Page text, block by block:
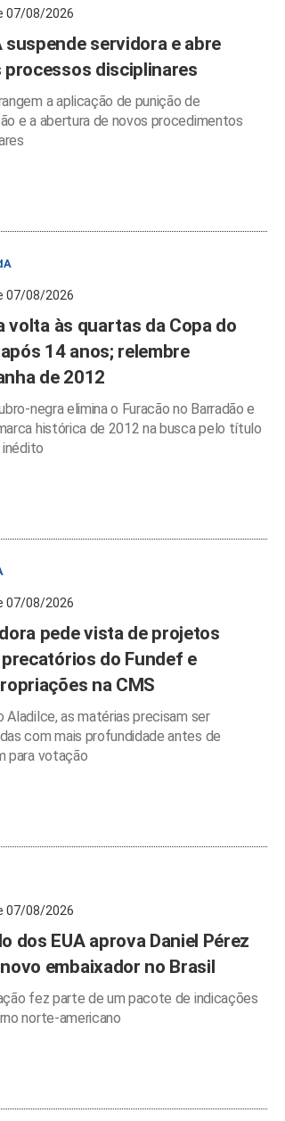
07/08/2026
suspende servidora e abre
processos disciplinares
a aplicação de punição de
e a abertura de novos procedimentos
07/08/2026
volta às quartas da Copa do
14 anos; relembre
de 2012
negra elimina o Furacão no Barradão e
histórica de 2012 na busca pelo título
inédito
07/08/2026
pede vista de projetos
do Fundef e
na CMS
Aladilce, as matérias precisam ser
com mais profundidade antes de
para votação
07/08/2026
dos EUA aprova Daniel Pérez
embaixador no Brasil
fez parte de um pacote de indicações
norte-americano